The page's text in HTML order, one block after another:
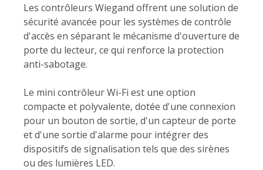
Les contrôleurs Wiegand offrent une solution de
sécurité avancée pour les systèmes de contrôle
d'accès en séparant le mécanisme d'ouverture de
porte du lecteur, ce qui renforce la protection
anti-sabotage.
Le mini contrôleur Wi-Fi est une option
compacte et polyvalente, dotée d'une connexion
pour un bouton de sortie, d'un capteur de porte
et d'une sortie d'alarme pour intégrer des
dispositifs de signalisation tels que des sirènes
ou des lumières LED.